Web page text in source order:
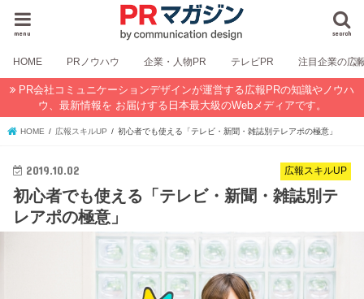
search
menu
HOME PRノウハウ 企業・人物PR テレビPR 注目企業の広
PR会社コミュニケーションデザインが運営する広報PRの知識やノウハ
ウ、最新情報を お届けする日本最大級のWebメディアです。
HOME 広報スキルUP 初心者でも使える「テレビ・新聞・雑誌別テレアポの極意」
広報スキルUP
2019.10.02
初心者でも使える「テレビ・新聞・雑誌別テ
レアポの極意」